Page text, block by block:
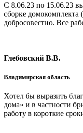
С 8.06.23 по 15.06.23
сборке домокомплекта
добросовестно. Все
Глебовский В.В.
Владимирская область
Хотел бы выразить
дома» и в частности
работу в короткие